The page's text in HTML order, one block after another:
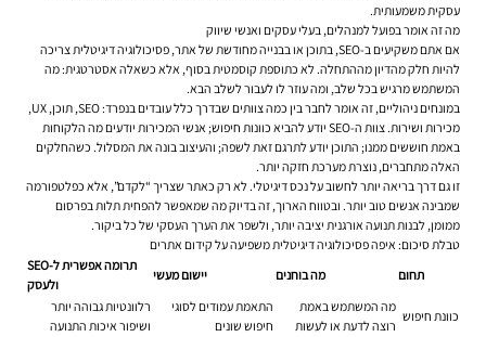
עסקית משמעותית.
מה זה אומר בפועל למנהלים, בעלי עסקים ואנשי שיווק
אם אתם משקיעים ב-SEO, בתוכן או בבנייה מחודשת של אתר, פסיכולוגיה דיגיטלית צריכה
להיות חלק מהדיון מההתחלה. לא כתוספת קוסמטית בסוף, אלא כשאלה אסטרטגית: מה
המשתמש מרגיש בכל שלב, ומה עוזר לו לעבור לשלב הבא.
במונחים ניהוליים, זה אומר לחבר בין כמה צוותים שבדרך כלל עובדים בנפרד: SEO, תוכן, UX,
מכירות ושירות. צוות ה-SEO יודע להביא כוונות חיפוש; אנשי המכירות יודעים מה הלקוחות
באמת חוששים ממנו; התוכן יודע לתרגם זאת לשפה; והעיצוב בונה את המסלול. כשהחלקים
האלה מתחברים, נוצרת מערכת חזקה יותר.
זו גם דרך בריאה יותר לחשוב על נכס דיגיטלי. לא רק כאתר שצריך “לקדם”, אלא כפלטפורמה
שמבינה אנשים טוב יותר. ובטווח הארוך, זה בדיוק מה שמאפשר להפחית תלות בפרסום
ממומן, לבנות תנועה אורגנית יציבה יותר, ולשפר את הערך העסקי של כל ביקור.
טבלת סיכום: איפה פסיכולוגיה דיגיטלית משפיעה על קידום אתרים
תחום
מה בוחנים יישום מעשי
תרומה אפשרית ל-SEO
ולעסק
כוונת חיפוש
מה המשתמש באמת
רוצה לדעת או לעשות
התאמת עמודים לסוגי
חיפוש שונים
רלוונטיות גבוהה יותר
ושיפור איכות התנועה